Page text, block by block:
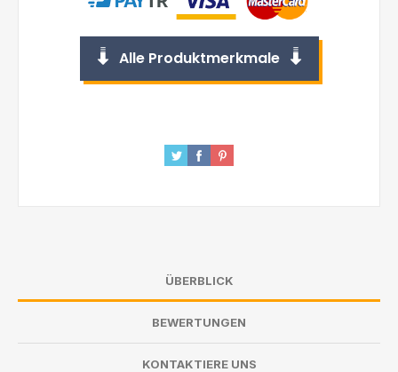
Alle Produktmerkmale
ÜBERBLICK
BEWERTUNGEN
KONTAKTIERE UNS